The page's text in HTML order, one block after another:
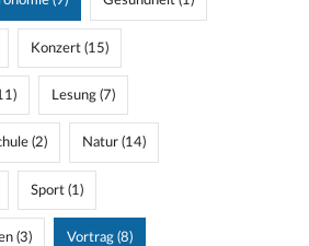
Konzert (15)
Lesung (7)
(2) Natur (14)
Sport (1)
(3) Vortrag (8)